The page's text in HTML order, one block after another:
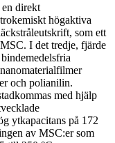
direkt
högaktiva
som ett
I det tredje, fjärde
och polianilin.
med hjälp
ytkapacitans på 172
av MSC:er som